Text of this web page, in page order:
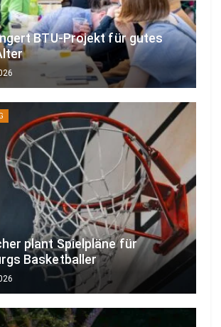
BTU-Projekt für gutes
plant Spielpläne für
Basketballer